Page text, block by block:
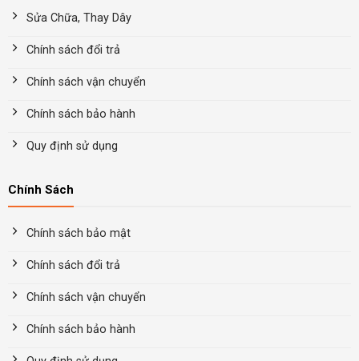
Sửa Chữa, Thay Dây
Chính sách đổi trả
Chính sách vận chuyển
Chính sách bảo hành
Quy định sử dụng
Chính Sách
Chính sách bảo mật
Chính sách đổi trả
Chính sách vận chuyển
Chính sách bảo hành